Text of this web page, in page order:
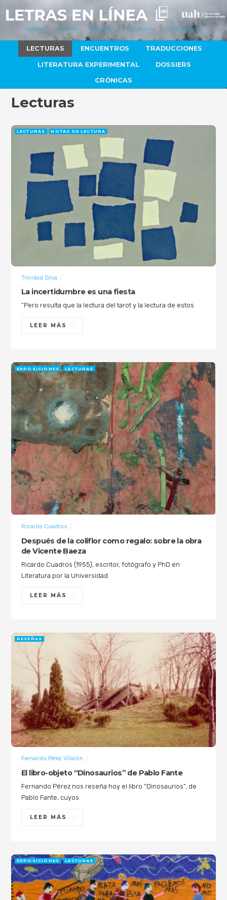
Portada Autores Artículos Contacto Quiénes Somos
LECTURAS ENCUENTROS TRADUCCIONES
LITERATURA EXPERIMENTAL DOSSIERS
CRÓNICAS
Lecturas
La incertidumbre es una fiesta
Trinidad Silva
LECTURAS NOTAS DE LECTURA
“Pero resulta que la lectura del tarot y la lectura de estos
LEER MÁS
Después de la coliflor como regalo: sobre la obra
de Vicente Baeza
Ricardo Cuadros
EXPOSICIONES LECTURAS
Ricardo Cuadros (1955), escritor, fotógrafo y PhD en
Literatura por la Universidad
LEER MÁS
El libro-objeto “Dinosaurios” de Pablo Fante
Fernando Pérez Villalón
RESEÑAS
Fernando Pérez nos reseña hoy el libro “Dinosaurios”, de
Pablo Fante, cuyos
LEER MÁS
EXPOSICIONES LECTURAS